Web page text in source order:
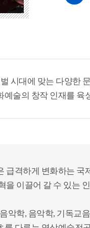
시대에 맞는 다양한
술의 창작 인재를 육
급격하게 변화하는 국
을 이끌어 갈 수 있는
악학, 음악학, 기독교